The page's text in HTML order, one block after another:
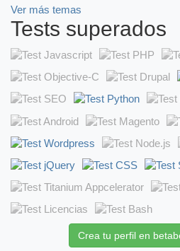
Ver más temas
Tests superados
Crea tu perfil en